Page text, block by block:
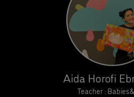
Aida Horofi
Teacher :